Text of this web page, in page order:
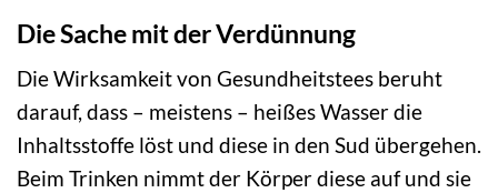
Die Sache mit der Verdünnung
Die Wirksamkeit von Gesundheitstees beruht
darauf, dass – meistens – heißes Wasser die
Inhaltsstoffe löst und diese in den Sud übergehen.
Beim Trinken nimmt der Körper diese auf und sie